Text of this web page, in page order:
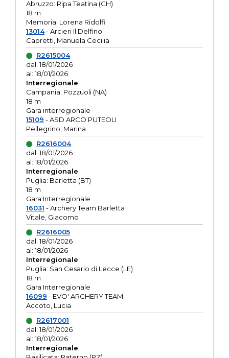
Abruzzo: Ripa Teatina (CH)
18 m
Memorial Lorena Ridolfi
13014- Arcieri Il Delfino
Capretti, Manuela Cecilia
R2615004
dal: 18/01/2026
al: 18/01/2026
Interregionale
Campania: Pozzuoli (NA)
18 m
Gara interregionale
15109 - ASD ARCO PUTEOLI
Pellegrino, Marina
R2616004
dal: 18/01/2026
al: 18/01/2026
Interregionale
Puglia: Barletta (BT)
18 m
Gara Interregionale
16031 - Archery Team Barletta
Vitale, Giacomo
R2616005
dal: 18/01/2026
al: 18/01/2026
Interregionale
Puglia: San Cesario di Lecce (LE)
18 m
Gara Interregionale
16099 - EVO' ARCHERY TEAM
Accoto, Lucia
R2617001
dal: 18/01/2026
al: 18/01/2026
Interregionale